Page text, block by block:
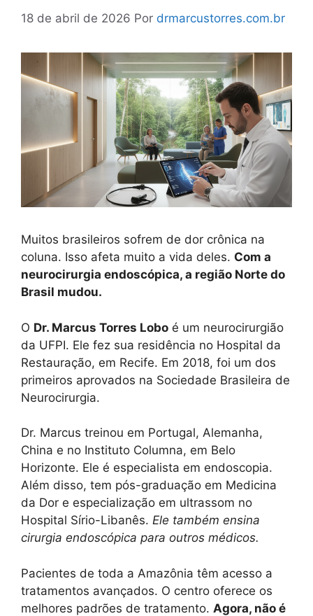
18 de abril de 2026 Por drmarcustorres.com.br
Muitos brasileiros sofrem de dor crônica na
coluna. Isso afeta muito a vida deles. Com a
neurocirurgia endoscópica, a região Norte do
Brasil mudou.
O Dr. Marcus Torres Lobo é um neurocirurgião
da UFPI. Ele fez sua residência no Hospital da
Restauração, em Recife. Em 2018, foi um dos
primeiros aprovados na Sociedade Brasileira de
Neurocirurgia.
Dr. Marcus treinou em Portugal, Alemanha,
China e no Instituto Columna, em Belo
Horizonte. Ele é especialista em endoscopia.
Além disso, tem pós-graduação em Medicina
da Dor e especialização em ultrassom no
Hospital Sírio-Libanês. Ele também ensina
cirurgia endoscópica para outros médicos.
Pacientes de toda a Amazônia têm acesso a
tratamentos avançados. O centro oferece os
melhores padrões de tratamento. Agora, não é